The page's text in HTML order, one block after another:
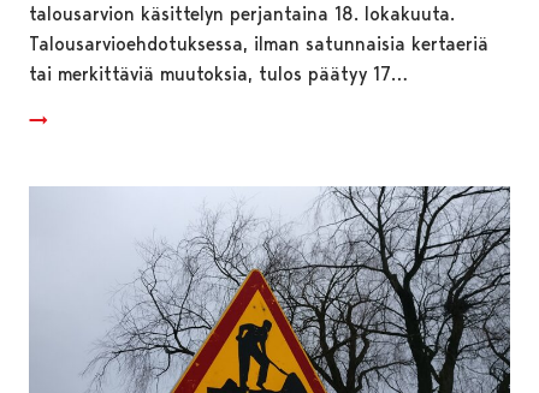
talousarvion käsittelyn perjantaina 18. lokakuuta.
Talousarvioehdotuksessa, ilman satunnaisia kertaeriä
tai merkittäviä muutoksia, tulos päätyy 17…